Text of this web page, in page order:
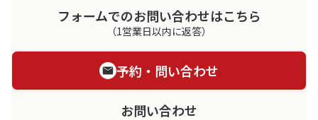
フォームでのお問い合わせはこちら
（1営業日以内に返答）
予約・問い合わせ
お問い合わせ